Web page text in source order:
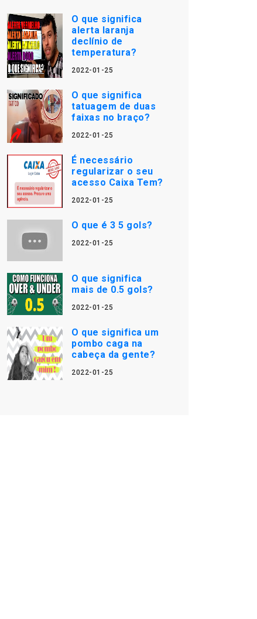
O que significa
alerta laranja
declínio de
temperatura?
2022-01-25
O que significa
tatuagem de duas
faixas no braço?
2022-01-25
É necessário
regularizar o seu
acesso Caixa Tem?
2022-01-25
O que é 3 5 gols?
2022-01-25
O que significa
mais de 0.5 gols?
2022-01-25
O que significa um
pombo caga na
cabeça da gente?
2022-01-25